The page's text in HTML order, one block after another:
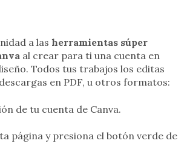
a las herramientas súper
al crear para ti una cuenta en
Todos tus trabajos los editas
en PDF, u otros formatos:
de tu cuenta de Canva.
página y presiona el botón verde de